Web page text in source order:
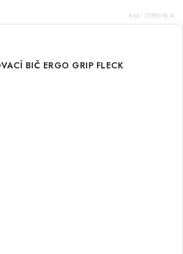
Kód: 11989/BLA
BIČ ERGO GRIP FLECK